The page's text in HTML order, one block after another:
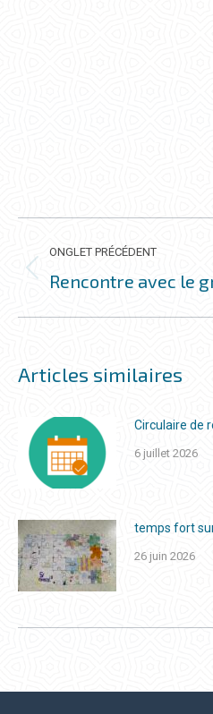
NAVIGATION
DE
COMMENTAIRE
ONGLET PRÉCÉDENT
Onglet
Rencontre avec le
Articles similaires
Circulaire de
6 juillet 2026
temps fort
26 juin 2026